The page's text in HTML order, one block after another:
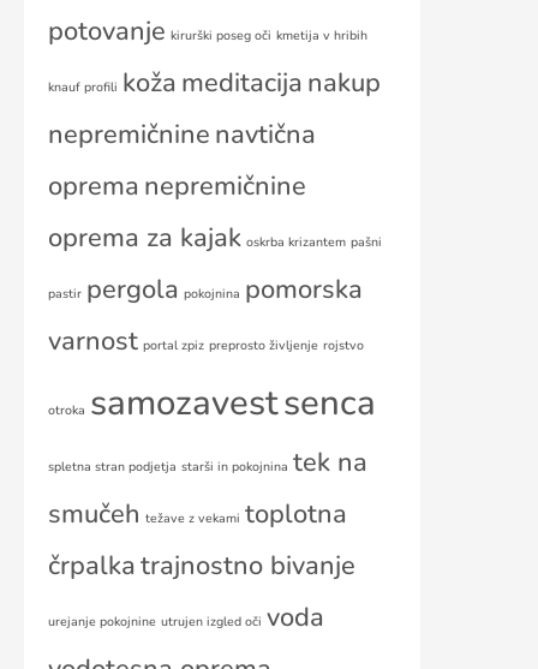
potovanje kirurški poseg oči kmetija v hribih
knauf profili koža meditacija nakup
nepremičnine navtična
oprema nepremičnine
oprema za kajak oskrba krizantem pašni
pastir pergola pokojnina pomorska
varnost portal zpiz preprosto življenje rojstvo
otroka samozavestsenca
spletna stran podjetja starši in pokojnina tek na
smučeh težave z vekami toplotna
črpalka trajnostno bivanje
urejanje pokojnine utrujen izgled oči voda